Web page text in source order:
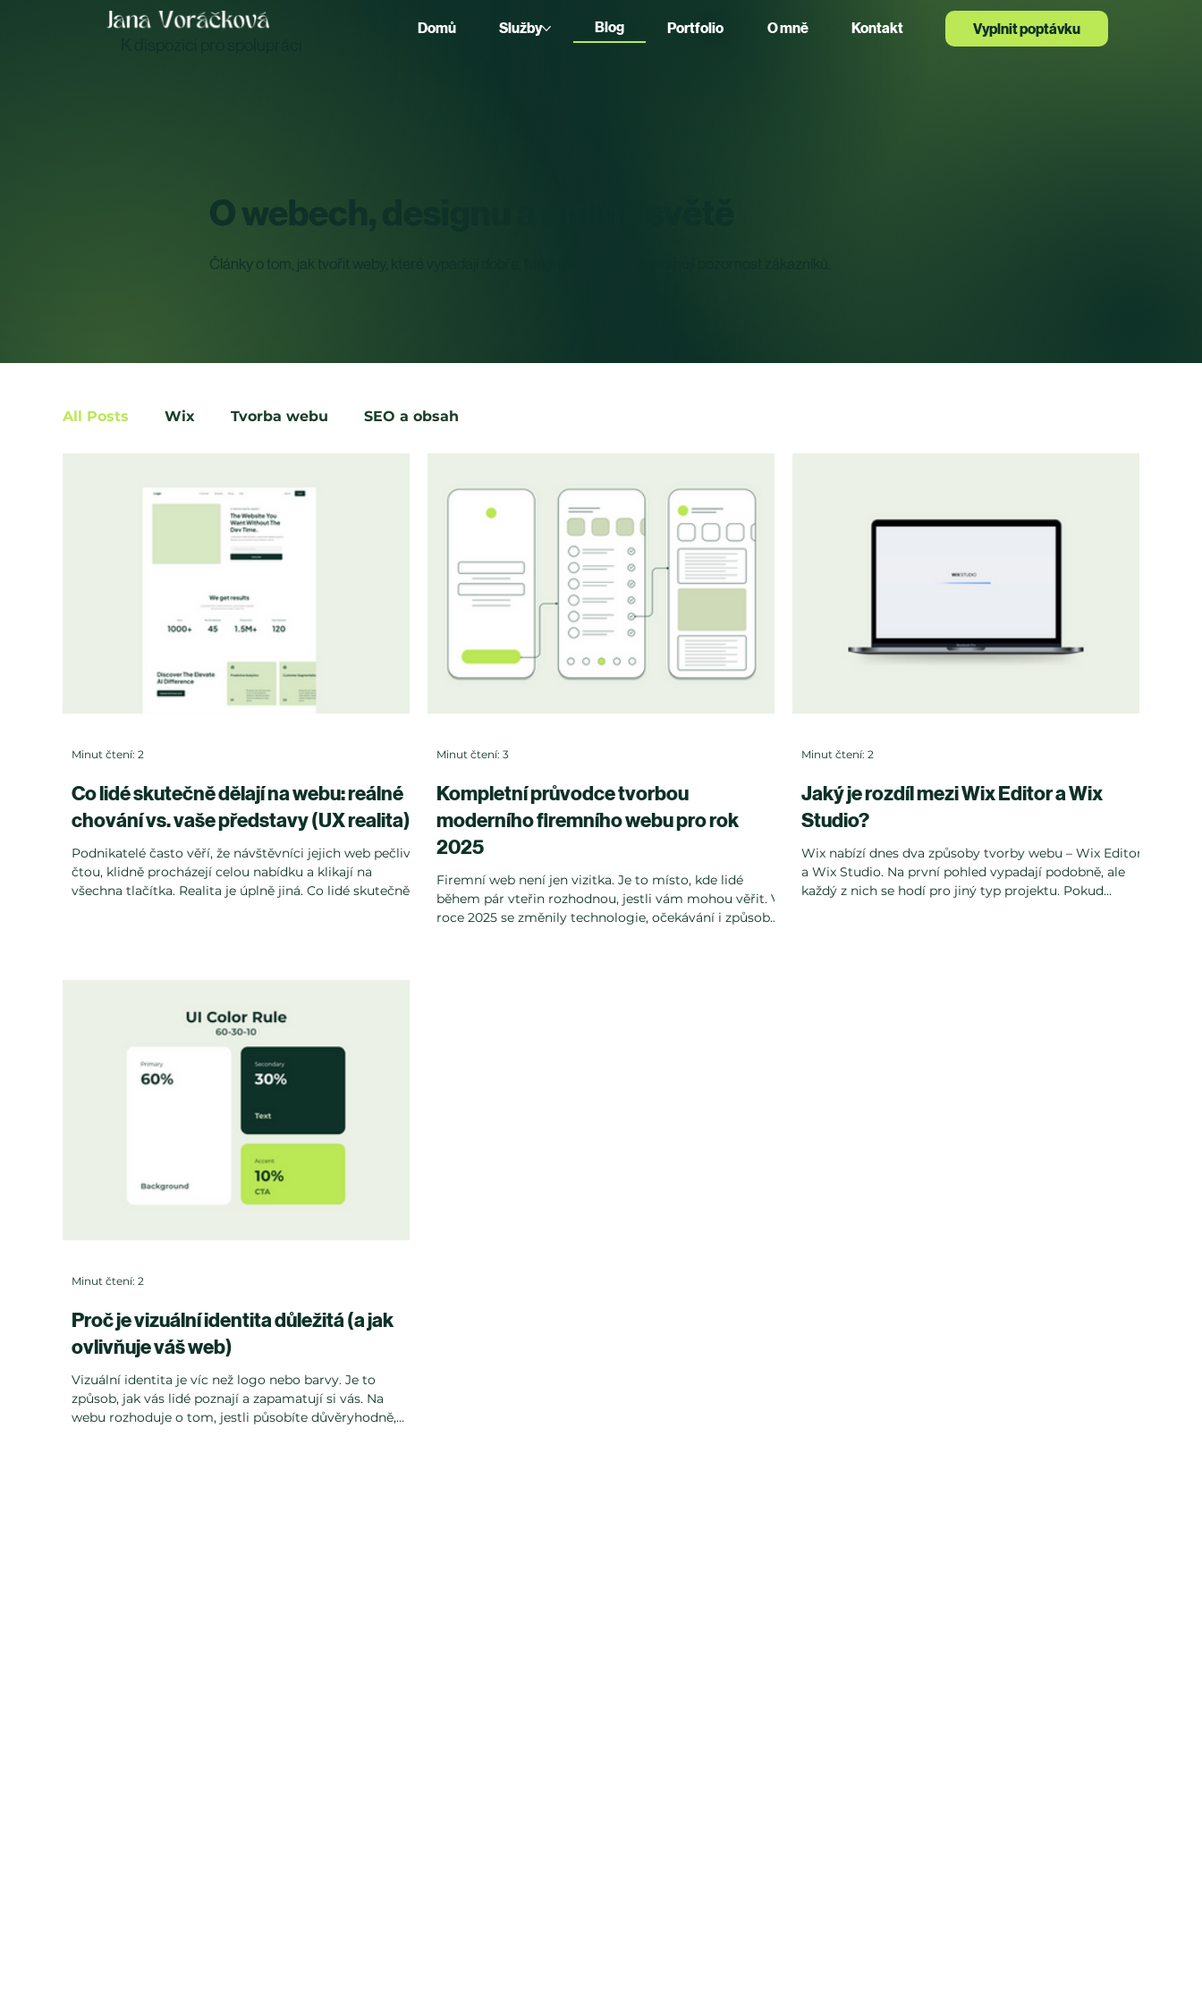
Domů Služby Blog Portfolio O mně Kontakt Vyplnit poptávku
O webech, designu a online světě
Články o tom, jak tvořit weby, které vypadají dobře, fungují spolehlivě a přitahují pozornost zákazníků.
All Posts Wix Tvorba webu SEO a obsah
Co lidé skutečně dělají na webu: reálné
chování vs. vaše představy (UX realita)
Podnikatelé často věří, že návštěvníci jejich web pečlivě
čtou, klidně procházejí celou nabídku a klikají na
všechna tlačítka. Realita je úplně jiná. Co lidé skutečně
Tento článek rozbíjí nejčastější mýty a ukazuje, jak
Minut čtení: 2
Kompletní průvodce tvorbou
moderního firemního webu pro rok
2025
Firemní web není jen vizitka. Je to místo, kde lidé
během pár vteřin rozhodnou, jestli vám mohou věřit. V
roce 2025 se změnily technologie, očekávání i způsoby,
Minut čtení: 3
Jaký je rozdíl mezi Wix Editor a Wix
Studio?
Wix nabízí dnes dva způsoby tvorby webu – Wix Editor
a Wix Studio. Na první pohled vypadají podobně, ale
každý z nich se hodí pro jiný typ projektu. Pokud
Minut čtení: 2
Proč je vizuální identita důležitá (a jak
ovlivňuje váš web)
Vizuální identita je víc než logo nebo barvy. Je to
způsob, jak vás lidé poznají a zapamatují si vás. Na
webu rozhoduje o tom, jestli působíte důvěryhodně,
Minut čtení: 2